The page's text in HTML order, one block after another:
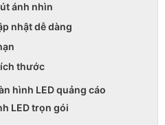
ánh nhìn
nhật dễ dàng
thước
hình LED quảng cáo
LED trọn gói